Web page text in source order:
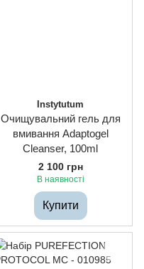
Instytutum
Очищувальний гель для
вмивання Adaptogel
Cleanser, 100ml
2 100 грн
В наявності
Купити